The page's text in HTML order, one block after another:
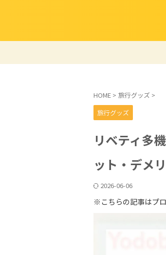
HOME > 旅行グッズ >
旅行グッズ
リベティ多
ット・デメ
2026-06-06
※こちらの記事はプ